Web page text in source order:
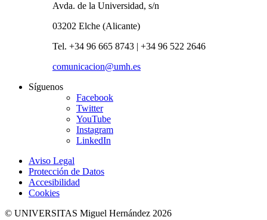
Avda. de la Universidad, s/n
03202 Elche (Alicante)
Tel. +34 96 665 8743 | +34 96 522 2646
comunicacion@umh.es
Síguenos
Facebook
Twitter
YouTube
Instagram
LinkedIn
Aviso Legal
Protección de Datos
Accesibilidad
Cookies
© UNIVERSITAS Miguel Hernández 2026